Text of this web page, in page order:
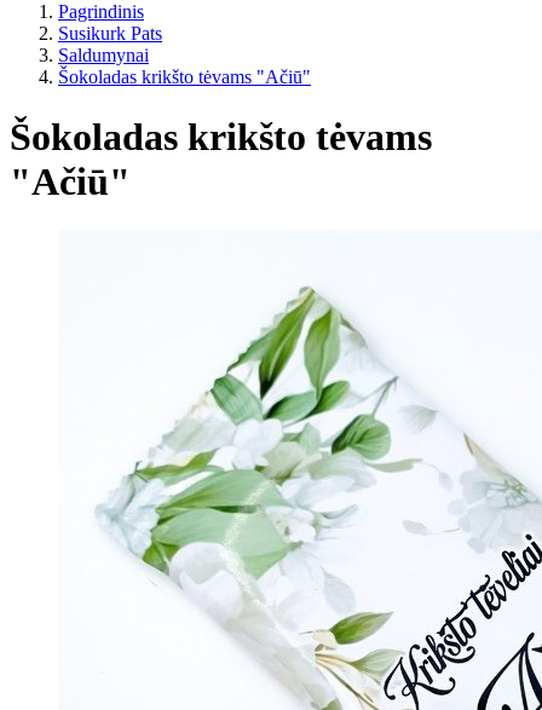
Pagrindinis
Susikurk Pats
Saldumynai
Šokoladas krikšto tėvams "Ačiū"
Šokoladas krikšto tėvams
"Ačiū"